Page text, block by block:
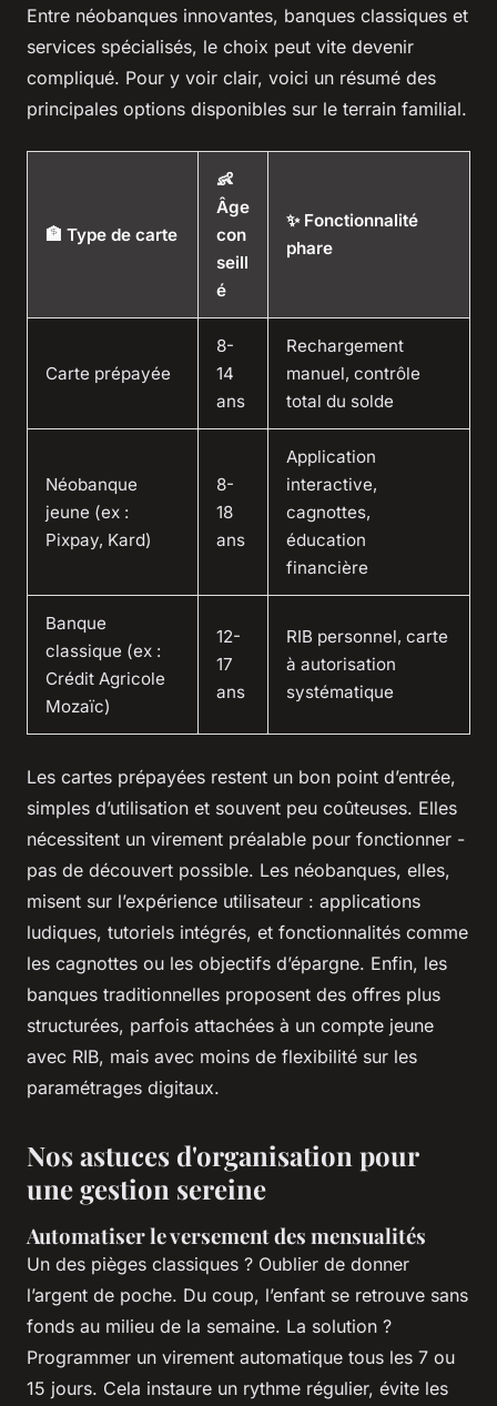
Entre néobanques innovantes, banques classiques et
services spécialisés, le choix peut vite devenir
compliqué. Pour y voir clair, voici un résumé des
principales options disponibles sur le terrain familial.
🏦 Type de carte
👶
Âge
con
seill
é
✨ Fonctionnalité
phare
Carte prépayée
8-
14
ans
Rechargement
manuel, contrôle
total du solde
Néobanque
jeune (ex :
Pixpay, Kard)
8-
18
ans
Application
interactive,
cagnottes,
éducation
financière
Banque
classique (ex :
Crédit Agricole
Mozaïc)
12-
17
ans
RIB personnel, carte
à autorisation
systématique
Les cartes prépayées restent un bon point d’entrée,
simples d’utilisation et souvent peu coûteuses. Elles
nécessitent un virement préalable pour fonctionner -
pas de découvert possible. Les néobanques, elles,
misent sur l’expérience utilisateur : applications
ludiques, tutoriels intégrés, et fonctionnalités comme
les cagnottes ou les objectifs d’épargne. Enfin, les
banques traditionnelles proposent des offres plus
structurées, parfois attachées à un compte jeune
avec RIB, mais avec moins de flexibilité sur les
paramétrages digitaux.
Nos astuces d'organisation pour
une gestion sereine
Automatiser le versement des mensualités
Un des pièges classiques ? Oublier de donner
l’argent de poche. Du coup, l’enfant se retrouve sans
fonds au milieu de la semaine. La solution ?
Programmer un virement automatique tous les 7 ou
15 jours. Cela instaure un rythme régulier, évite les